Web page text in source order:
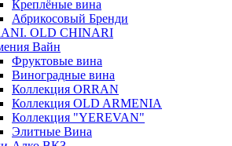
Креплёные вина
Абрикосовый Бренди
OLD CHINARI
Вайн
Фруктовые вина
Виноградные вина
Коллекция ORRAN
Коллекция OLD ARMENIA
Коллекция "YEREVAN"
Элитные Вина